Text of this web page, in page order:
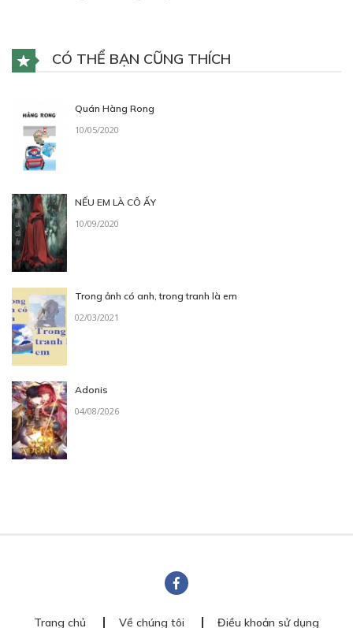
CÓ THỂ BẠN CŨNG THÍCH
Quán Hàng Rong
10/05/2020
NẾU EM LÀ CÔ ẤY
10/09/2020
Trong ảnh có anh, trong tranh là em
02/03/2021
Adonis
04/08/2026
Trang chủ Về chúng tôi Điều khoản sử dụng